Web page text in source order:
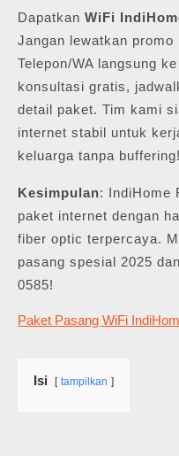
Dapatkan WiFi
Jangan lewatkan
Telepon/WA langsung ke
konsultasi gratis,
detail paket. Tim kami
internet stabil untuk
keluarga tanpa buffering!
Kesimpulan: IndiHome
paket internet dengan
fiber optic terpercaya.
pasang spesial 2025
0585!
Paket Pasang WiFi
Isi tampilkan